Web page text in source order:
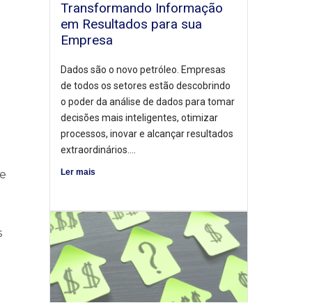
Transformando Informação
em Resultados para sua
Empresa
Dados são o novo petróleo. Empresas
de todos os setores estão descobrindo
o poder da análise de dados para tomar
decisões mais inteligentes, otimizar
processos, inovar e alcançar resultados
extraordinários....
Ler mais